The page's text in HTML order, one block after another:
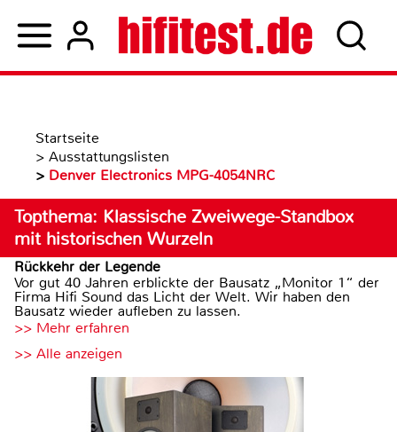
Startseite
> Ausstattungslisten
> Denver Electronics MPG-4054NRC
Topthema: Klassische Zweiwege-Standbox
mit historischen Wurzeln
Rückkehr der Legende
Vor gut 40 Jahren erblickte der Bausatz „Monitor 1“ der
Firma Hifi Sound das Licht der Welt. Wir haben den
Bausatz wieder aufleben zu lassen.
>> Mehr erfahren
>> Alle anzeigen